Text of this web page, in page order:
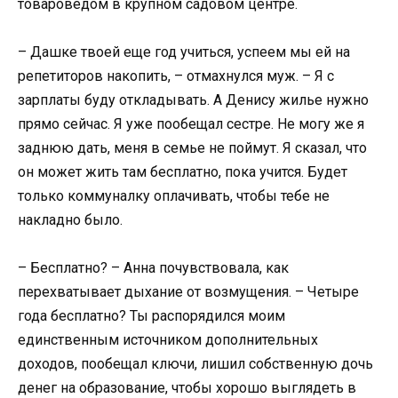
товароведом в крупном садовом центре.
– Дашке твоей еще год учиться, успеем мы ей на
репетиторов накопить, – отмахнулся муж. – Я с
зарплаты буду откладывать. А Денису жилье нужно
прямо сейчас. Я уже пообещал сестре. Не могу же я
заднюю дать, меня в семье не поймут. Я сказал, что
он может жить там бесплатно, пока учится. Будет
только коммуналку оплачивать, чтобы тебе не
накладно было.
– Бесплатно? – Анна почувствовала, как
перехватывает дыхание от возмущения. – Четыре
года бесплатно? Ты распорядился моим
единственным источником дополнительных
доходов, пообещал ключи, лишил собственную дочь
денег на образование, чтобы хорошо выглядеть в